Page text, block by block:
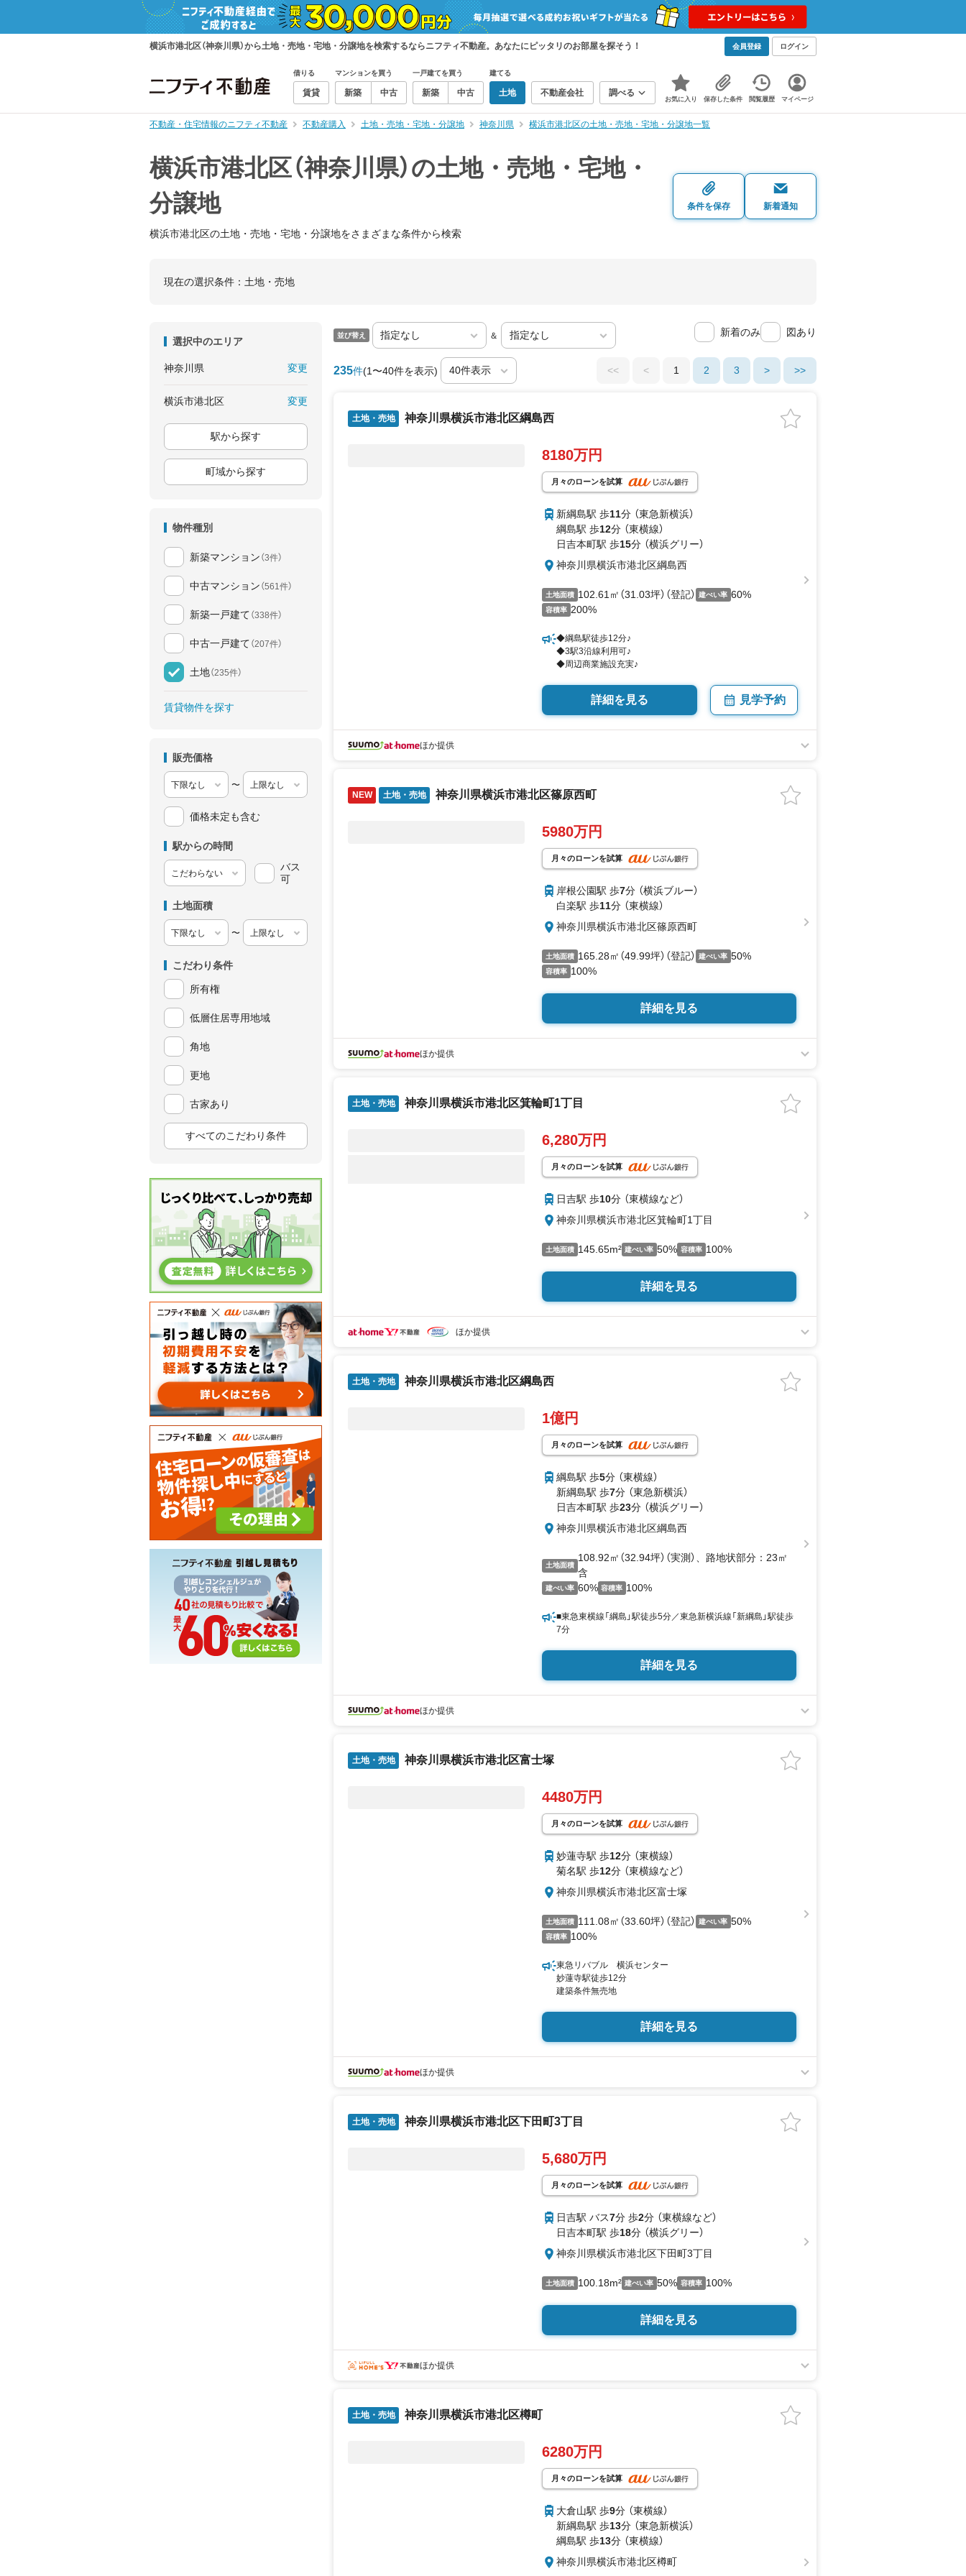
横浜市港北区（神奈川県）から土地・売地・宅地・分譲地を検索するならニフティ不動産。あなたにピッタリのお部屋を探そう！ 会員登録 ログイン
借りる
賃貸
マンションを買う
新築 中古
一戸建てを買う
新築 中古
建てる
土地 不動産会社 調べる
お気に入り 保存した条件 閲覧履歴 マイページ
不動産・住宅情報のニフティ不動産 不動産購入 土地・売地・宅地・分譲地 神奈川県 横浜市港北区の土地・売地・宅地・分譲地一覧
横浜市港北区（神奈川県）の土地・売地・宅地・
分譲地
横浜市港北区の土地・売地・宅地・分譲地をさまざまな条件から検索
条件を保存 新着通知
現在の選択条件： 土地・売地
選択中のエリア
神奈川県 変更
横浜市港北区 変更
駅から探す
町域から探す
物件種別
新築マンション （3件）
中古マンション （561件）
新築一戸建て （338件）
中古一戸建て （207件）
土地（235件）
賃貸物件を探す
販売価格
〜
価格未定も含む
駅からの時間
バス
可
土地面積
〜
こだわり条件
所有権
低層住居専用地域
角地
更地
古家あり
すべてのこだわり条件
並び替え ＆ 新着のみ 図あり
235件(1〜40件を表示) << < 1 2 3 > >>
土地・売地 神奈川県横浜市港北区綱島西
8180万円
月々のローンを試算
新綱島駅 歩11分 （東急新横浜）
綱島駅 歩12分 （東横線）
日吉本町駅 歩15分 （横浜グリー）
神奈川県横浜市港北区綱島西
土地面積 102.61㎡（31.03坪）（登記） 建ぺい率 60%
容積率 200%
◆綱島駅徒歩12分♪
◆3駅3沿線利用可♪
◆周辺商業施設充実♪
詳細を見る 見学予約
ほか提供
NEW 土地・売地 神奈川県横浜市港北区篠原西町
5980万円
月々のローンを試算
岸根公園駅 歩7分 （横浜ブルー）
白楽駅 歩11分 （東横線）
神奈川県横浜市港北区篠原西町
土地面積 165.28㎡（49.99坪）（登記） 建ぺい率 50%
容積率 100%
詳細を見る
ほか提供
土地・売地 神奈川県横浜市港北区箕輪町1丁目
6,280万円
月々のローンを試算
日吉駅 歩10分 （東横線など）
神奈川県横浜市港北区箕輪町1丁目
土地面積 145.65m² 建ぺい率 50% 容積率 100%
詳細を見る
ほか提供
土地・売地 神奈川県横浜市港北区綱島西
1億円
月々のローンを試算
綱島駅 歩5分 （東横線）
新綱島駅 歩7分 （東急新横浜）
日吉本町駅 歩23分 （横浜グリー）
神奈川県横浜市港北区綱島西
土地面積
108.92㎡（32.94坪）（実測）、路地状部分：23㎡
含
建ぺい率 60% 容積率 100%
■東急東横線「綱島」駅徒歩5分／東急新横浜線「新綱島」駅徒歩
7分
詳細を見る
ほか提供
土地・売地 神奈川県横浜市港北区富士塚
4480万円
月々のローンを試算
妙蓮寺駅 歩12分 （東横線）
菊名駅 歩12分 （東横線など）
神奈川県横浜市港北区富士塚
土地面積 111.08㎡（33.60坪）（登記） 建ぺい率 50%
容積率 100%
東急リバブル 横浜センター
妙蓮寺駅徒歩12分
建築条件無売地
詳細を見る
ほか提供
土地・売地 神奈川県横浜市港北区下田町3丁目
5,680万円
月々のローンを試算
日吉駅 バス7分 歩2分 （東横線など）
日吉本町駅 歩18分 （横浜グリー）
神奈川県横浜市港北区下田町3丁目
土地面積 100.18m² 建ぺい率 50% 容積率 100%
詳細を見る
ほか提供
土地・売地 神奈川県横浜市港北区樽町
6280万円
月々のローンを試算
大倉山駅 歩9分 （東横線）
新綱島駅 歩13分 （東急新横浜）
綱島駅 歩13分 （東横線）
神奈川県横浜市港北区樽町